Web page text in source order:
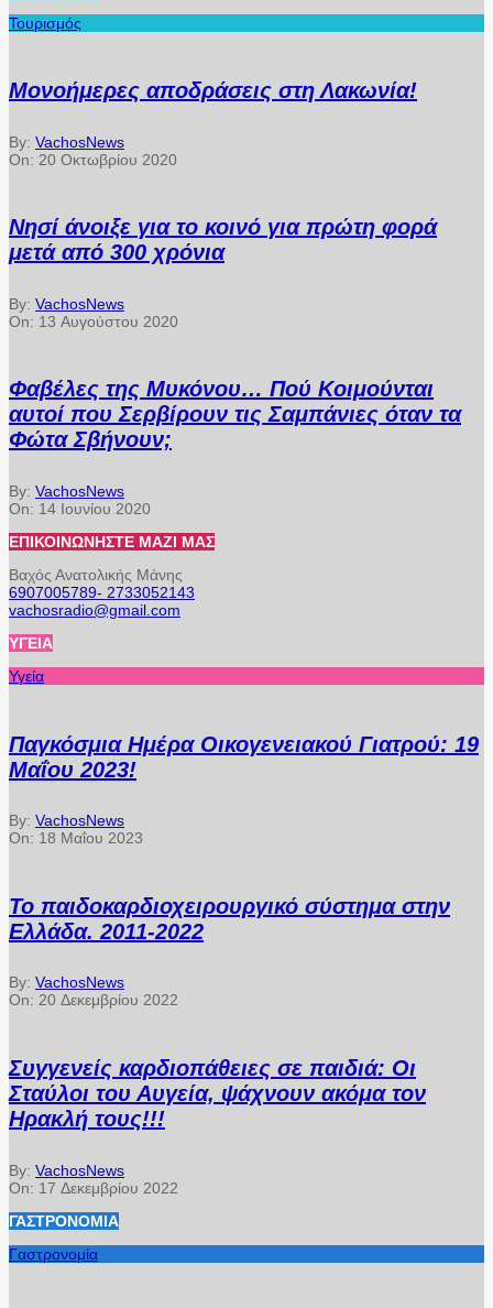
Τουρισμός
Μονοήμερες αποδράσεις στη Λακωνία!
By: VachosNews
On: 20 Οκτωβρίου 2020
Νησί άνοιξε για το κοινό για πρώτη φορά
μετά από 300 χρόνια
By: VachosNews
On: 13 Αυγούστου 2020
Φαβέλες της Μυκόνου… Πού Κοιμούνται
αυτοί που Σερβίρουν τις Σαμπάνιες όταν τα
Φώτα Σβήνουν;
By: VachosNews
On: 14 Ιουνίου 2020
ΕΠΙΚΟΙΝΩΝΉΣΤΕ ΜΑΖΊ ΜΑΣ
Βαχός Ανατολικής Μάνης
6907005789- 2733052143
vachosradio@gmail.com
ΥΓΕΊΑ
Υγεία
Παγκόσμια Ημέρα Οικογενειακού Γιατρού: 19
Μαΐου 2023!
By: VachosNews
On: 18 Μαΐου 2023
Το παιδοκαρδιοχειρουργικό σύστημα στην
Ελλάδα. 2011-2022
By: VachosNews
On: 20 Δεκεμβρίου 2022
Συγγενείς καρδιοπάθειες σε παιδιά: Οι
Σταύλοι του Αυγεία, ψάχνουν ακόμα τον
Ηρακλή τους!!!
By: VachosNews
On: 17 Δεκεμβρίου 2022
ΓΑΣΤΡΟΝΟΜΊΑ
Γαστρονομία